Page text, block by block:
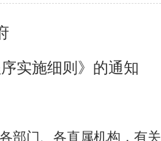
实施细则 》的通知
部门、各直属机构 ，有